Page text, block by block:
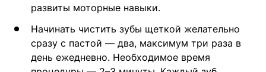
развиты моторные навыки.
Начинать чистить зубы щеткой желательно
сразу с пастой — два, максимум три раза в
день ежедневно. Необходимое время